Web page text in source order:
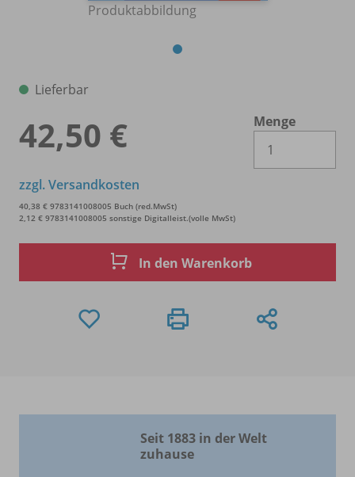
Produktabbildung
Lieferbar
42,50 €
Menge
zzgl. Versandkosten
40,38 € 9783141008005 Buch (red.MwSt)
2,12 € 9783141008005 sonstige Digitalleist.(volle MwSt)
In den Warenkorb
Seit 1883 in der Welt
zuhause